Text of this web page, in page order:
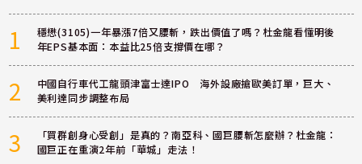
1
穩懋(3105)一年暴漲7倍又腰斬，跌出價值了嗎？杜金龍看懂明後
年EPS基本面：本益比25倍支撐價在哪？
2
中國自行車代工龍頭津富士達IPO 海外設廠搶歐美訂單，巨大、
美利達同步調整布局
3
「買群創身心受創」是真的？南亞科、國巨腰斬怎麼辦？杜金龍：
國巨正在重演2年前「華城」走法！